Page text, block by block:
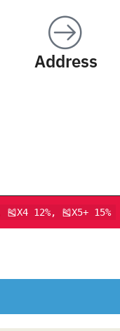
Address
🎽X4 12%, 🎽X5+ 15%